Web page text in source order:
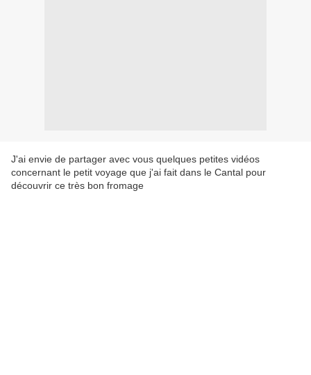
J'ai envie de partager avec vous quelques petites vidéos
concernant le petit voyage que j'ai fait dans le Cantal pour
découvrir ce très bon fromage